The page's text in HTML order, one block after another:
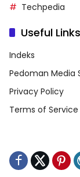
Techpedia
Useful Links
Indeks
Pedoman Media
Privacy Policy
Terms of Service